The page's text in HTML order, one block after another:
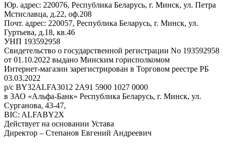
Юр. адрес: 220076, Республика Беларусь, г. Минск, ул. Петра
Мстиславца, д.22, оф.208
Почт. адрес: 220057, Республика Беларусь, г. Минск, ул.
Гуртьева, д.18, кв.46
УНП 193592958
Свидетельство о государственной регистрации No 193592958
от 01.10.2022 выдано Минским горисполкомом
Интернет-магазин зарегистрирован в Торговом реестре РБ
03.03.2022
р/с BY32ALFA3012 2A91 5900 1027 0000
в ЗАО «Альфа-Банк» Республика Беларусь, г. Минск, ул.
Сурганова, 43-47,
BIC: ALFABY2X
Действует на основании Устава
Директор – Степанов Евгений Андреевич